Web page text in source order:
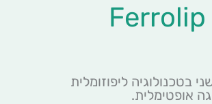
בטכנולוגיה ליפוזומלית
אופטימלית.